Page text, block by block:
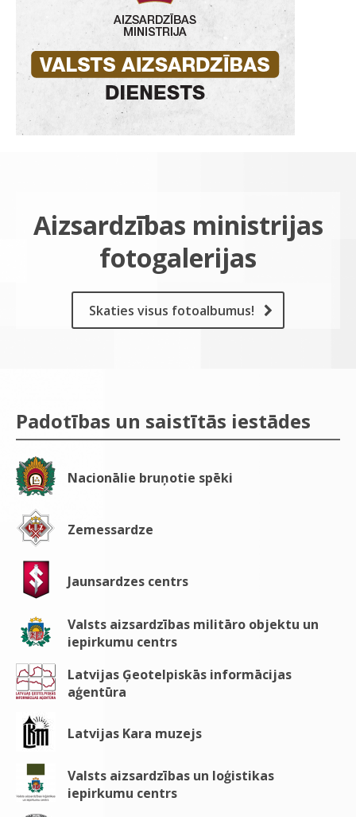
Aizsardzības ministrijas
fotogalerijas
Skaties visus fotoalbumus!
Padotības un saistītās iestādes
Nacionālie bruņotie spēki
Zemessardze
Jaunsardzes centrs
Valsts aizsardzības militāro objektu un
iepirkumu centrs
Latvijas Ģeotelpiskās informācijas
aģentūra
Latvijas Kara muzejs
Valsts aizsardzības un loģistikas
iepirkumu centrs